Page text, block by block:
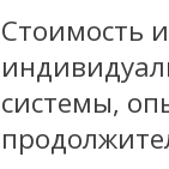
Стоимость
системы,